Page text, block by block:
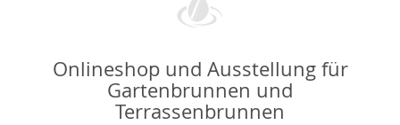
Onlineshop und Ausstellung für
Gartenbrunnen und
Terrassenbrunnen